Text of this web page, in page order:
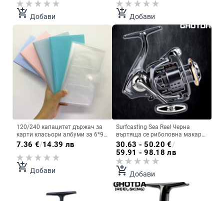
Аксесоари за риболовни
принадлежности
add_shopping_cart Добави
макари за далечно замятане
Алуминиева шпула
add_shopping_cart Добави
120/240 капацитет държач за
карти класьори албуми за 6*9
см настолни игри държач за
карти за книга 9 цвята
7.36 €/14.39 лв
add_shopping_cart Добави
Surfcasting Sea Reel Черна
въртяща се риболовна макара
No Gap Серия High-casting Reel
Предавателно отношение:
5,2:1/4,9:1 Макара за морски
риболов
30.63 - 50.20 €/
59.91 - 98.18 лв
add_shopping_cart Добави